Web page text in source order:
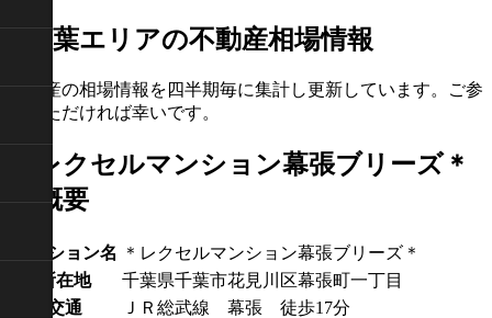
不動産の相場情報を四半期毎に集計し更新しています。ご参
考いただければ幸いです。
＊レクセルマンション幕張ブリーズ＊
の概要
マンション名
＊レクセルマンション幕張ブリーズ＊
所在地
千葉県千葉市花見川区幕張町一丁目
交通
ＪＲ総武線 幕張 徒歩17分